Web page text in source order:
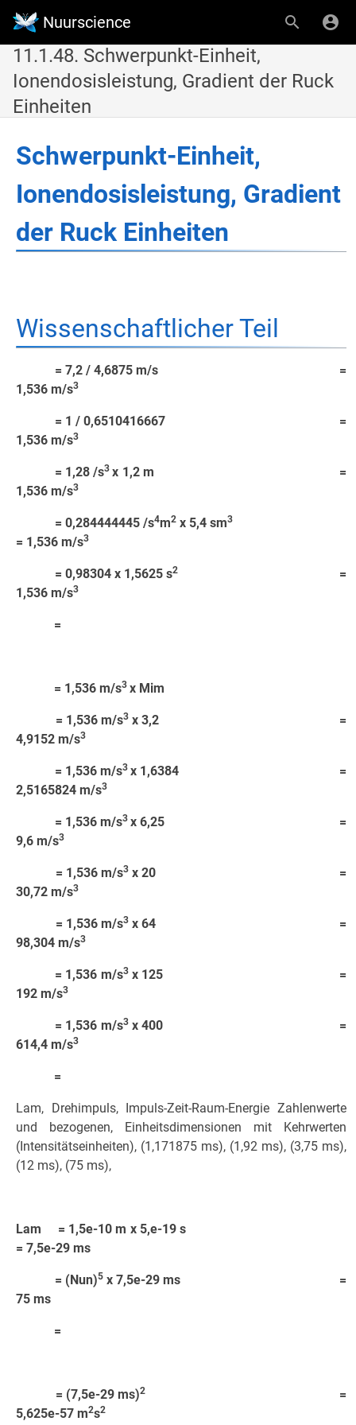
Nuurscience
11.1.48. Schwerpunkt-Einheit,
Ionendosisleistung, Gradient der Ruck
Einheiten
Schwerpunkt-Einheit,
Ionendosisleistung, Gradient
der Ruck Einheiten
Wissenschaftlicher Teil
= 7,2 / 4,6875 m/s =
1,536 m/s3
= 1 / 0,6510416667 =
1,536 m/s3
= 1,28 /s3x 1,2 m =
1,536 m/s3
= 0,284444445 /s4m2 x 5,4 sm3
= 1,536 m/s3
= 0,98304 x 1,5625 s2=
1,536 m/s3
=
= 1,536 m/s3 x Mim
= 1,536 m/s3x 3,2 =
4,9152 m/s3
= 1,536 m/s3 x 1,6384 =
2,5165824 m/s3
= 1,536 m/s3x 6,25 =
9,6 m/s3
= 1,536 m/s3x 20 =
30,72 m/s3
= 1,536 m/s3x 64 =
98,304 m/s3
= 1,536 m/s3x 125 =
192 m/s3
= 1,536 m/s3x 400 =
614,4 m/s3
=
Lam, Drehimpuls, Impuls-Zeit-Raum-Energie Zahlenwerte
und bezogenen, Einheitsdimensionen mit Kehrwerten
(Intensitätseinheiten), (1,171875 ms), (1,92 ms), (3,75 ms),
(12 ms), (75 ms),
Lam = 1,5e-10 m x 5,e-19 s
= 7,5e-29 ms
= (Nun)5 x 7,5e-29 ms =
75 ms
=
= (7,5e-29 ms)2=
5,625e-57 m2s2